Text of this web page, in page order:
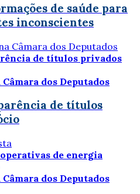
de saúde para
inconscientes
Câmara dos Deputados
Câmara dos Deputados
de títulos
Câmara dos Deputados